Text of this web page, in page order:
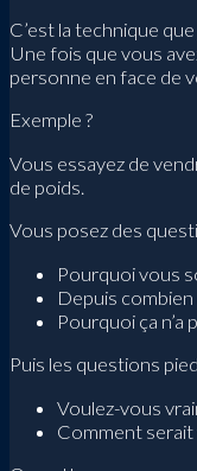
C’est la technique que
Une fois que vous
personne en face de
Exemple ?
Vous essayez de
de poids.
Vous posez des
Pourquoi vous
Depuis combien
Pourquoi ça n’a
Puis les questions
Voulez-vous
Comment serait